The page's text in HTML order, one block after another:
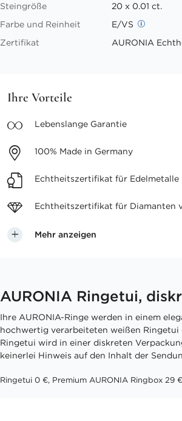
Steingröße
20 x 0.01 ct.
Farbe und Reinheit
E/VS
Zertifikat
AURONIA
Ihre Vorteile
Lebenslange Garantie
100% Made in Germany
Echtheitszertifikat für Edelmetalle
Echtheitszertifikat für Diamanten
Mehr anzeigen
AURONIA Ringetui,
Ihre AURONIA-Ringe werden in einem
hochwertig verarbeiteten weißen Ringetui
Ringetui wird in einer diskreten
keinerlei Hinweis auf den Inhalt der
Ringetui 0 €, Premium AURONIA Ringbox 29